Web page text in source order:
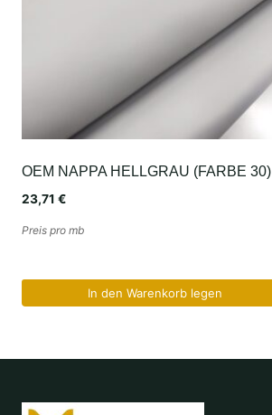
OEM NAPPA HELLGRAU (FARBE 30)
23,71 €
Preis pro mb
In den Warenkorb legen